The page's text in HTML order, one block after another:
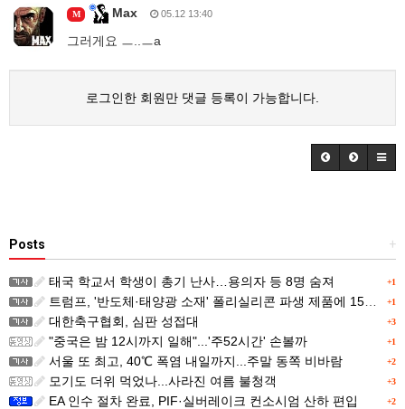
M Max 05.12 13:40
그러게요 ㅡ..ㅡa
로그인한 회원만 댓글 등록이 가능합니다.
+
Posts
+1
태국 학교서 학생이 총기 난사…용의자 등 8명 숨져
+1
트럼프, '반도체·태양광 소재' 폴리실리콘 파생 제품에 15% 관세...한국 기업도 영향
+3
대한축구협회, 심판 성접대
+1
"중국은 밤 12시까지 일해"...'주52시간' 손볼까
+2
서울 또 최고, 40℃ 폭염 내일까지...주말 동쪽 비바람
+3
모기도 더위 먹었나...사라진 여름 불청객
+2
EA 인수 절차 완료, PIF·실버레이크 컨소시엄 산하 편입